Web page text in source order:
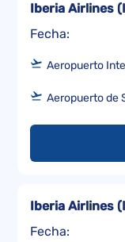
Fecha:
Iberia Airlines (
Aeropuerto
Aeropuerto de
Fecha:
Iberia Airlines (